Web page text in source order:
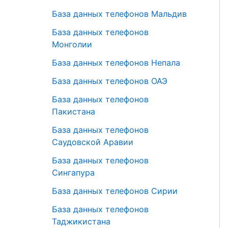
База данных телефонов Мальдив
База данных телефонов
Монголии
База данных телефонов Непала
База данных телефонов ОАЭ
База данных телефонов
Пакистана
База данных телефонов
Саудовской Аравии
База данных телефонов
Сингапура
База данных телефонов Сирии
База данных телефонов
Таджикистана